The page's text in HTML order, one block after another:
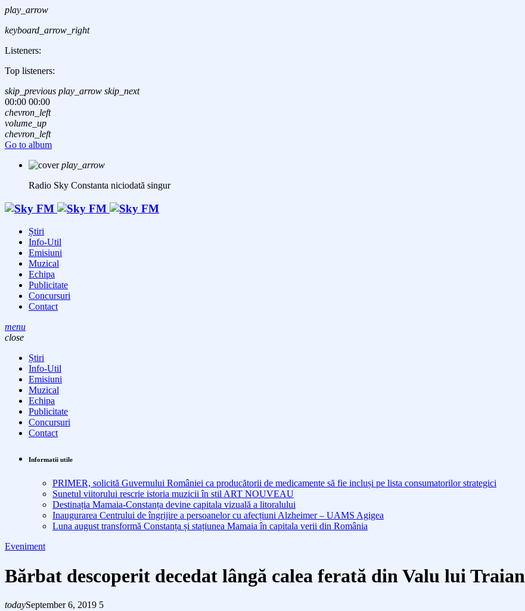
play_arrow
keyboard_arrow_right
Listeners:
Top listeners:
skip_previous play_arrow skip_next
00:00 00:00
chevron_left
volume_up
chevron_left
Go to album
play_arrow
Radio Sky Constanta niciodată singur
Știri
Info-Util
Emisiuni
Muzical
Echipa
Publicitate
Concursuri
Contact
menu
close
Știri
Info-Util
Emisiuni
Muzical
Echipa
Publicitate
Concursuri
Contact
Informatii utile
PRIMER, solicită Guvernului României ca producătorii de medicamente să fie incluși pe lista consumatorilor strategici
Sunetul viitorului rescrie istoria muzicii în stil ART NOUVEAU
Destinația Mamaia-Constanța devine capitala vizuală a litoralului
Inaugurarea Centrului de îngrijire a persoanelor cu afecțiuni Alzheimer – UAMS Agigea
Luna august transformă Constanța și stațiunea Mamaia în capitala verii din România
Eveniment
Bărbat descoperit decedat lângă calea ferată din Valu lui Traian
todaySeptember 6, 2019 5